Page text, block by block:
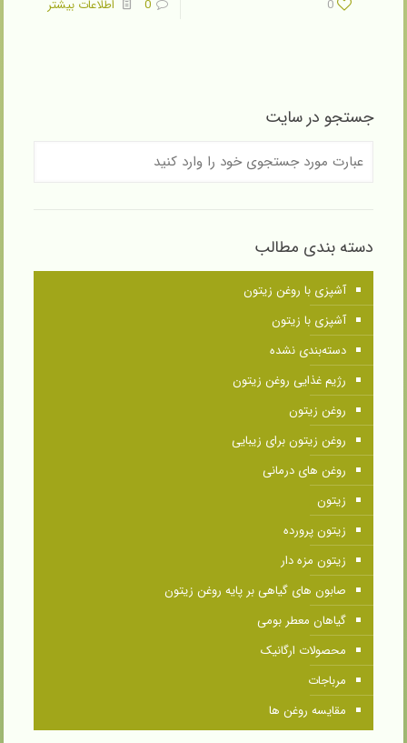
0
0 اطلاعات بیشتر
جستجو در سایت
دسته بندی مطالب
آشپزی با روغن زیتون
آشپزی با زیتون
دسته‌بندی نشده
رژیم غذایی روغن زیتون
روغن زیتون
روغن زیتون برای زیبایی
روغن های درمانی
زیتون
زیتون پرورده
زیتون مزه دار
صابون های گیاهی بر پایه روغن زیتون
گیاهان معطر بومی
محصولات ارگانیک
مرباجات
مقایسه روغن ها